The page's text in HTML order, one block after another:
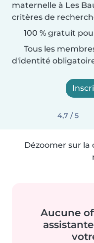
maternelle à Les
critères de
100 % gratuit
Tous les
d'identité
4,7 / 5
Dézoomer sur
Aucune